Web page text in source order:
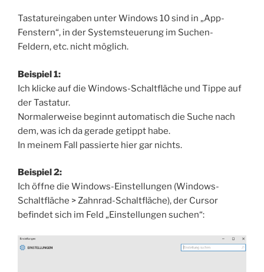
Tastatureingaben unter Windows 10 sind in „App-
Fenstern“, in der Systemsteuerung im Suchen-
Feldern, etc. nicht möglich.
Beispiel 1:
Ich klicke auf die Windows-Schaltfläche und Tippe auf
der Tastatur.
Normalerweise beginnt automatisch die Suche nach
dem, was ich da gerade getippt habe.
In meinem Fall passierte hier gar nichts.
Beispiel 2:
Ich öffne die Windows-Einstellungen (Windows-
Schaltfläche > Zahnrad-Schaltfläche), der Cursor
befindet sich im Feld „Einstellungen suchen“: